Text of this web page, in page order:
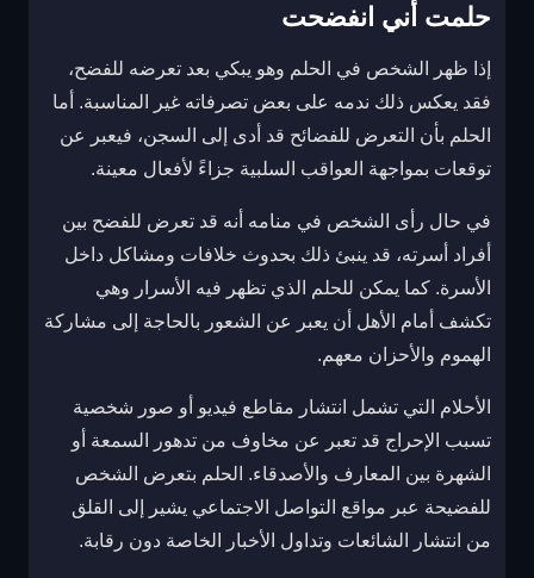
حلمت أني انفضحت
إذا ظهر الشخص في الحلم وهو يبكي بعد تعرضه للفضح،
فقد يعكس ذلك ندمه على بعض تصرفاته غير المناسبة. أما
الحلم بأن التعرض للفضائح قد أدى إلى السجن، فيعبر عن
توقعات بمواجهة العواقب السلبية جزاءً لأفعال معينة.
في حال رأى الشخص في منامه أنه قد تعرض للفضح بين
أفراد أسرته، قد ينبئ ذلك بحدوث خلافات ومشاكل داخل
الأسرة. كما يمكن للحلم الذي تظهر فيه الأسرار وهي
تكشف أمام الأهل أن يعبر عن الشعور بالحاجة إلى مشاركة
الهموم والأحزان معهم.
الأحلام التي تشمل انتشار مقاطع فيديو أو صور شخصية
تسبب الإحراج قد تعبر عن مخاوف من تدهور السمعة أو
الشهرة بين المعارف والأصدقاء. الحلم بتعرض الشخص
للفضيحة عبر مواقع التواصل الاجتماعي يشير إلى القلق
من انتشار الشائعات وتداول الأخبار الخاصة دون رقابة.